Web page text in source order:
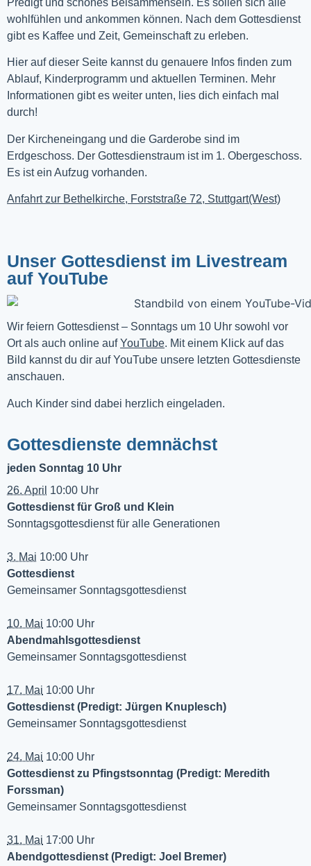
Predigt und schönes Beisammensein. Es sollen sich alle
wohlfühlen und ankommen können. Nach dem Gottesdienst
gibt es Kaffee und Zeit, Gemeinschaft zu erleben.
Hier auf dieser Seite kannst du genauere Infos finden zum
Ablauf, Kinderprogramm und aktuellen Terminen. Mehr
Informationen gibt es weiter unten, lies dich einfach mal
durch!
Der Kircheneingang und die Garderobe sind im
Erdgeschoss. Der Gottesdienstraum ist im 1. Obergeschoss.
Es ist ein Aufzug vorhanden.
Anfahrt zur Bethelkirche, Forststraße 72, Stuttgart(West)
Unser Gottesdienst im Livestream
auf YouTube
Wir feiern Gottesdienst – Sonntags um 10 Uhr sowohl vor
Ort als auch online auf YouTube. Mit einem Klick auf das
Bild kannst du dir auf YouTube unsere letzten Gottesdienste
anschauen.
Auch Kinder sind dabei herzlich eingeladen.
Gottesdienste demnächst
jeden Sonntag 10 Uhr
26. April 10:00 Uhr
Gottesdienst für Groß und Klein
Sonntagsgottesdienst für alle Generationen
3. Mai 10:00 Uhr
Gottesdienst
Gemeinsamer Sonntagsgottesdienst
10. Mai 10:00 Uhr
Abendmahlsgottesdienst
Gemeinsamer Sonntagsgottesdienst
17. Mai 10:00 Uhr
Gottesdienst (Predigt: Jürgen Knuplesch)
Gemeinsamer Sonntagsgottesdienst
24. Mai 10:00 Uhr
Gottesdienst zu Pfingstsonntag (Predigt: Meredith
Forssman)
Gemeinsamer Sonntagsgottesdienst
31. Mai 17:00 Uhr
Abendgottesdienst (Predigt: Joel Bremer)